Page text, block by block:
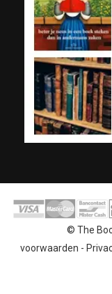
© The
voorwaarden -